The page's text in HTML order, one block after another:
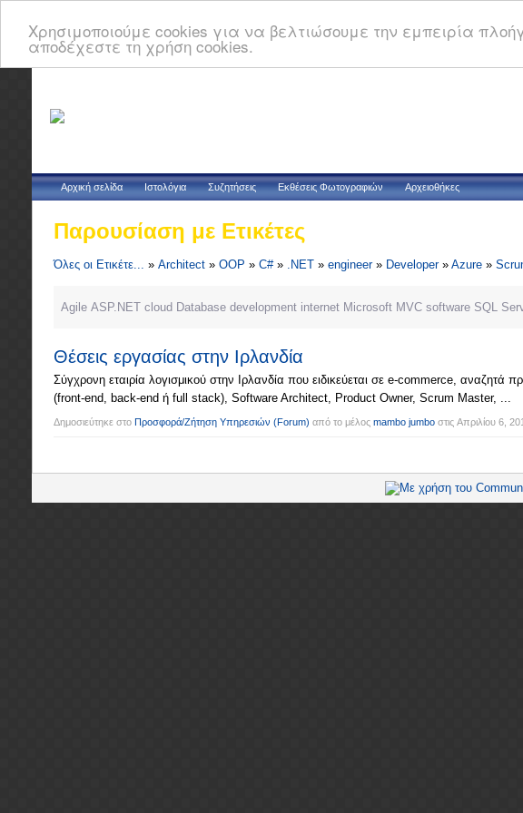
Χρησιμοποιούμε cookies για να βελτιώσουμε την εμπειρία
αποδέχεστε τη χρήση cookies.
Αρχική σελίδα Ιστολόγια Συζητήσεις Εκθέσεις Φωτογραφιών Αρχειοθήκες
Παρουσίαση με Ετικέτες
Όλες οι Ετικέτε... » Architect » OOP » C#» .NET » engineer» Developer» Azure »
Agile ASP.NET cloud Database development internet Microsoft MVC software SQL
Θέσεις εργασίας στην Ιρλανδία
Σύγχρονη εταιρία λογισμικού στην Ιρλανδία που ειδικεύεται σε e-commerce,
(front-end, back-end ή full stack), Software Architect, Product Owner, Scrum Master, ...
Δημοσιεύτηκε στο Προσφορά/Ζήτηση Υπηρεσιών (Forum) από το μέλος mambo jumbo στις Απριλίου 6,